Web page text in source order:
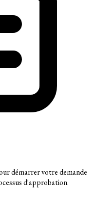
démarrer votre demande
d'approbation.